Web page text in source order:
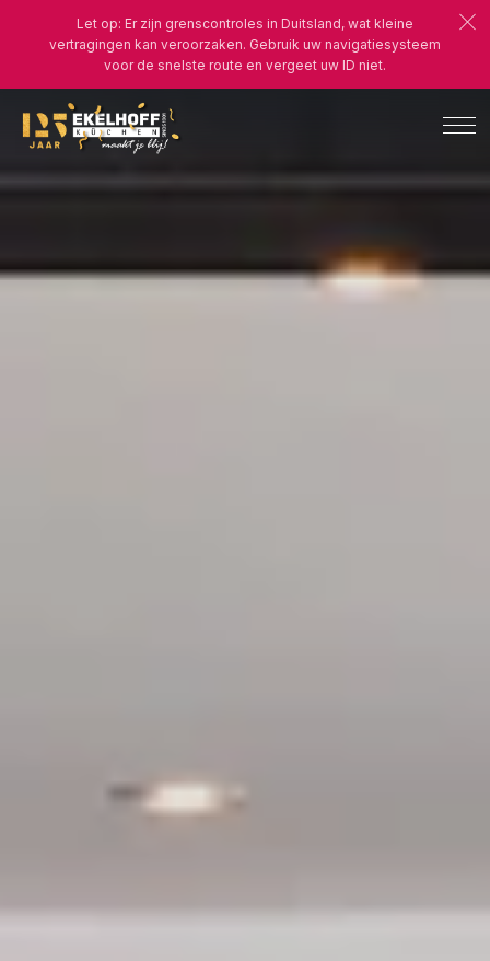
Let op: Er zijn grenscontroles in Duitsland, wat kleine
vertragingen kan veroorzaken. Gebruik uw navigatiesysteem
voor de snelste route en vergeet uw ID niet.